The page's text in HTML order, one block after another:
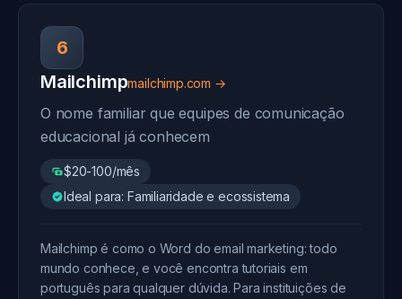
6
Mailchimpmailchimp.com →
O nome familiar que equipes de comunicação
educacional já conhecem
$20-100/mês
Ideal para: Familiaridade e ecossistema
Mailchimp é como o Word do email marketing: todo
mundo conhece, e você encontra tutoriais em
português para qualquer dúvida. Para instituições de